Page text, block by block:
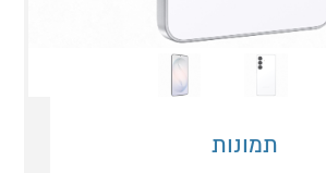
תמונות